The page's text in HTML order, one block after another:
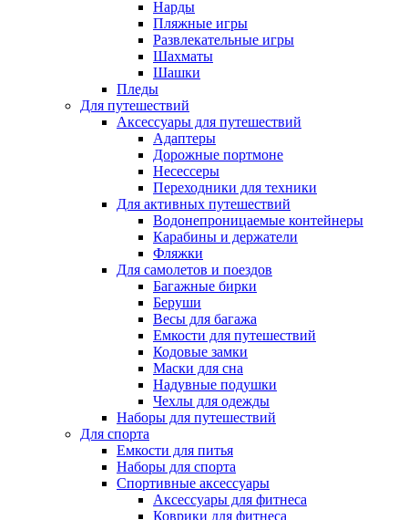
Нарды
Пляжные игры
Развлекательные игры
Шахматы
Шашки
Пледы
Для путешествий
Аксессуары для путешествий
Адаптеры
Дорожные портмоне
Несессеры
Переходники для техники
Для активных путешествий
Водонепроницаемые контейнеры
Карабины и держатели
Фляжки
Для самолетов и поездов
Багажные бирки
Беруши
Весы для багажа
Емкости для путешествий
Кодовые замки
Маски для сна
Надувные подушки
Чехлы для одежды
Наборы для путешествий
Для спорта
Емкости для питья
Наборы для спорта
Спортивные аксессуары
Аксессуары для фитнеса
Коврики для фитнеса